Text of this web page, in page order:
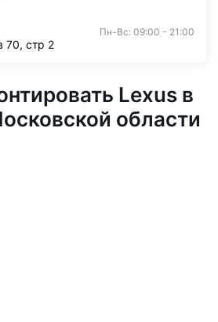
Пн-Вс: 09:00 - 21:00
70, стр 2
Lexus в
области